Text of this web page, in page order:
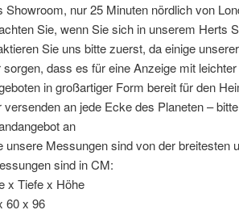
Showroom, nur 25 Minuten nördlich von
Sie, wenn Sie sich in unserem Herts
Sie uns bitte zuerst, da einige
sorgen, dass es für eine Anzeige mit
in großartiger Form bereit für den
versenden an jede Ecke des Planeten –
an
unsere Messungen sind von der breitesten
sind in CM:
x Tiefe x Höhe
60 x 96